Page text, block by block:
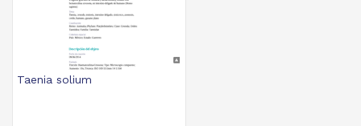
Taenia solium